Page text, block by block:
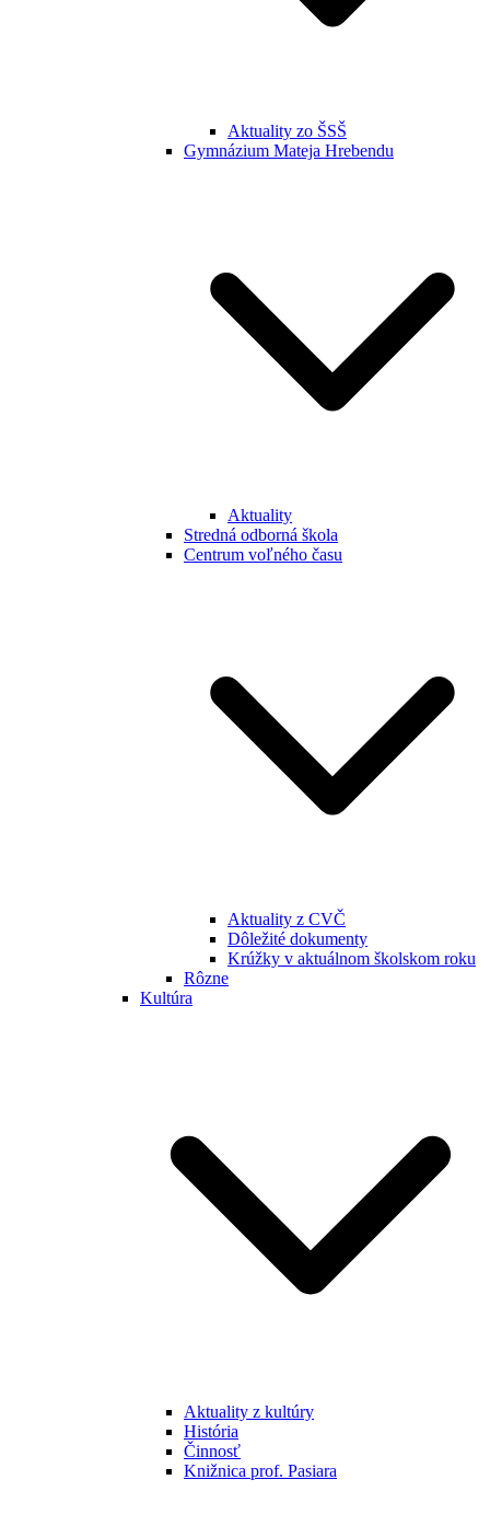
Aktuality zo ŠSŠ
Gymnázium Mateja Hrebendu
Aktuality
Stredná odborná škola
Centrum voľného času
Aktuality z CVČ
Dôležité dokumenty
Krúžky v aktuálnom školskom roku
Rôzne
Kultúra
Aktuality z kultúry
História
Činnosť
Knižnica prof. Pasiara